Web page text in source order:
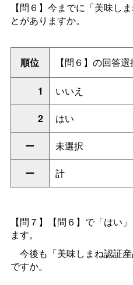
【問６】今までに「美味し
とがありますか。
順位
【問６】の回答
1 いいえ
2 はい
ー 未選択
ー 計
【問７】【問６】で「はい
ます。
今後も「美味しまね認証
ですか。